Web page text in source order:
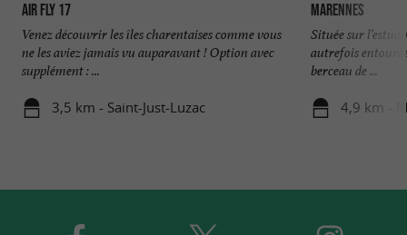
Air FLY 17
Venez découvrir les îles charentaises comme vous
ne les aviez jamais vu auparavant ! Option avec
supplément : ...
3,5 km - Saint-Just-Luzac
Marennes
Située sur
autrefois
berceau de ...
4,9 km -